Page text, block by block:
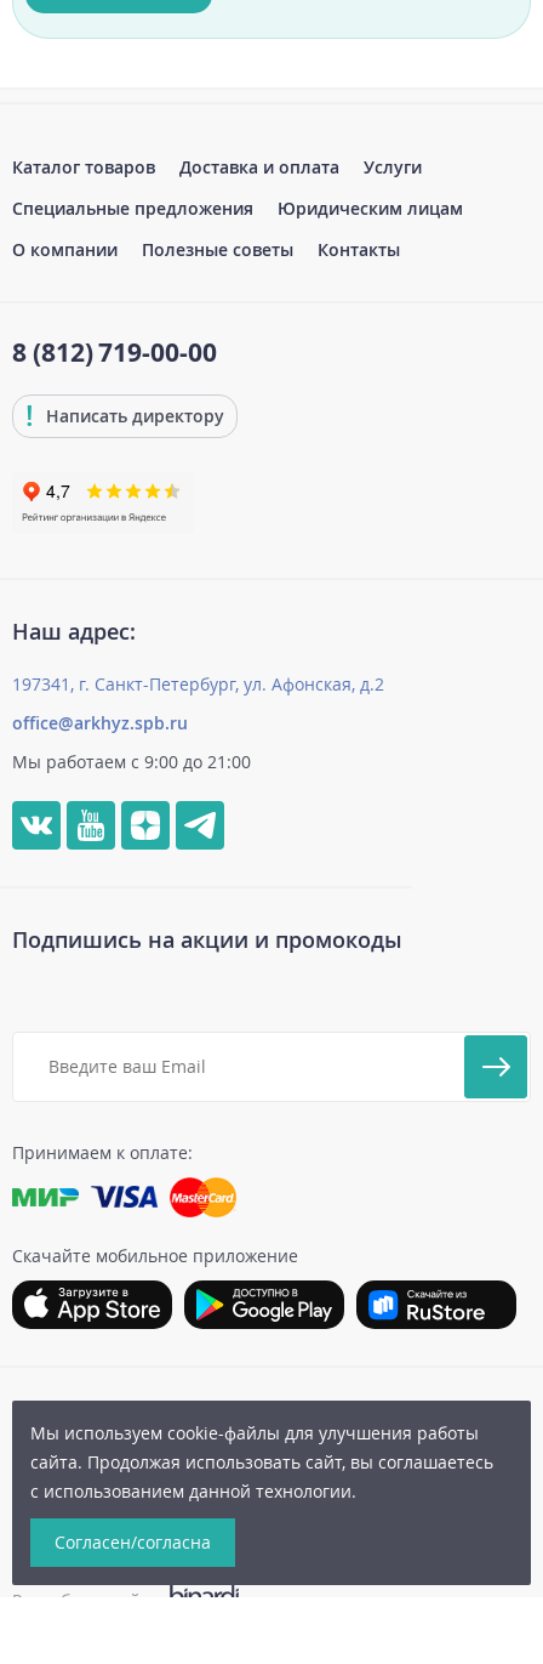
Каталог товаров Доставка и оплата
Услуги
Специальные предложения
Юридическим лицам
О компании
Полезные советы Контакты
8 (812)719-00-00
Написать директору
Наш адрес:
197341, г. Санкт-Петербург, ул. Афонская, д.2
office@arkhyz.spb.ru
Мы работаем с 9:00 до 21:00
Принимаем к оплате:
Скачайте мобильное приложение
Подпишись на акции и промокоды
© 2006-2026 Архыз Сервис
соглашение |Политика конфиденциальности |
Публичная оферта
Разработка сайта:
Мы используем cookie-файлы для улучшения работы
сайта. Продолжая использовать сайт, вы соглашаетесь
с использованием данной технологии.
Согласен/согласна